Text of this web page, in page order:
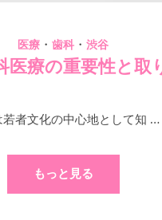
医療 ・ 歯科 ・ 渋谷
医療の重要性と取
若者文化の中心地として知 …
もっと見る